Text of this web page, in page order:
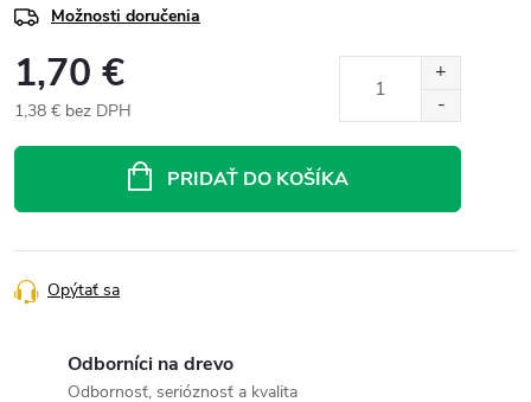
Možnosti doručenia
1,70 €
1,38 € bez DPH
PRIDAŤ DO KOŠÍKA
Opýtať sa
Odborníci na drevo
Odbornosť, serióznosť a kvalita